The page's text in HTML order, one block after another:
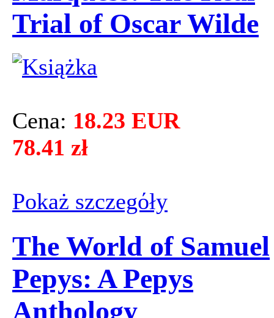
Trial of Oscar Wilde
Cena: 18.23 EUR
78.41 zł
Pokaż szczegόły
The World of Samuel
Pepys: A Pepys
Anthology